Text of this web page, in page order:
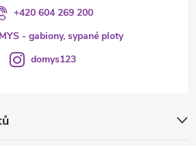
+420 604 269 200
- gabiony, sypané ploty
domys123